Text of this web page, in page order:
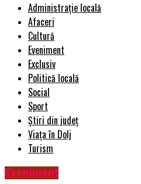
Administrație locală
Afaceri
Cultură
Eveniment
Exclusiv
Politică locală
Social
Sport
Știri din județ
Viața în Dolj
Turism
Eveniment